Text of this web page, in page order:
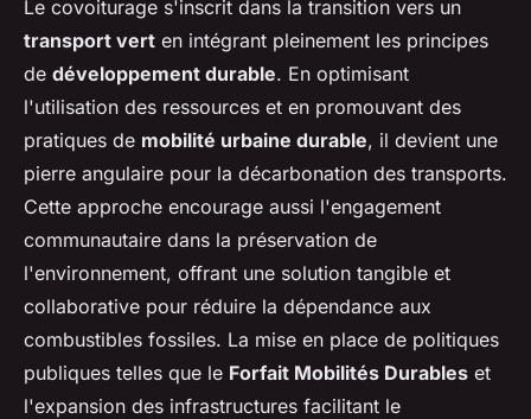
Le covoiturage s'inscrit dans la transition vers un
transport vert en intégrant pleinement les principes
de développement durable. En optimisant
l'utilisation des ressources et en promouvant des
pratiques de mobilité urbaine durable, il devient une
pierre angulaire pour la décarbonation des transports.
Cette approche encourage aussi l'engagement
communautaire dans la préservation de
l'environnement, offrant une solution tangible et
collaborative pour réduire la dépendance aux
combustibles fossiles. La mise en place de politiques
publiques telles que le Forfait Mobilités Durables et
l'expansion des infrastructures facilitant le